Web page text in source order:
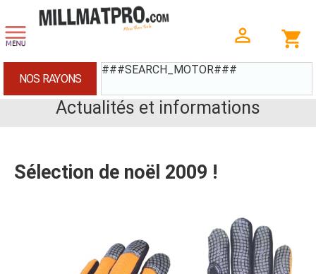
###SEARCH_MOTOR###
NOS RAYONS
Actualités et informations
Sélection de noël 2009 !